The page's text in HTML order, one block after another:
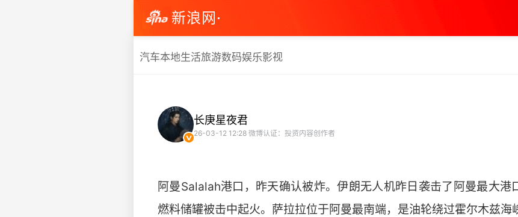
新浪网·
汽车本地生活旅游数码娱乐影视
长庚星夜君
26-03-12 12:28 微博认证：投资内容创作者
阿曼Salalah港口，昨天确认被炸。伊朗无人机昨日袭击了阿曼最大港
燃料储罐被击中起火。萨拉拉位于阿曼最南端，是油轮绕过霍尔木兹海